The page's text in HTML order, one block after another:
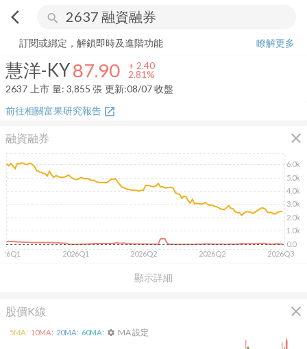
arrow_back_ios search
慧洋-KY 87.90+2.81%
訂閱或綁定，解鎖即時及進階功能
瞭解更多
慧洋-KY87.90 + 2.40
2.81%
2637 上市 量: 3,855 張 更新:08/07 收盤
前往相關富果研究報告 open_in_new
融資融券 close
顯示詳細
2026Q1 2026Q2 2026Q2 2026Q3
0.0
1.0k
2.0k
3.0k
4.0k
5.0k
6.0k
股價K線 close
5MA: 10MA: 20MA: 60MA: settings MA 設定